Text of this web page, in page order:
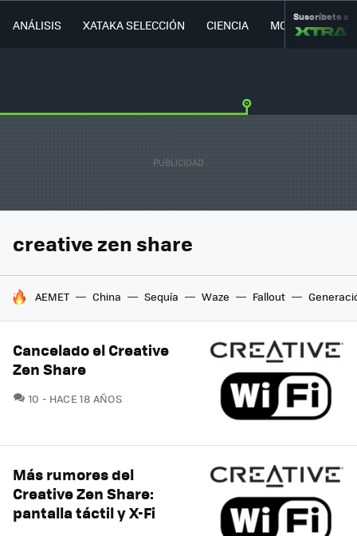
ANÁLISIS XATAKA SELECCIÓN CIENCIA MOVILIDAD
Suscríbete a
creative zen share
HOY SE HABLA DE
AEMET China Sequía Waze Fallout
Cancelado el Creative
Zen Share
10 COMENTARIOS
HACE 18 AÑOS
Más rumores del
Creative Zen Share:
pantalla táctil y X-Fi